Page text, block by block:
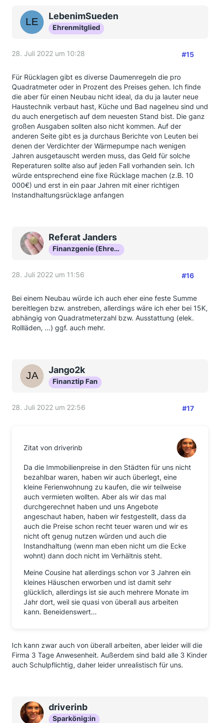
LebenimSueden
Ehrenmitglied
28. Juli 2022 um 10:28 #15
Für Rücklagen gibt es diverse Daumenregeln die pro
Quadratmeter oder in Prozent des Preises gehen. Ich finde
die aber für einen Neubau nicht ideal, da du ja lauter neue
Haustechnik verbaut hast, Küche und Bad nagelneu sind und
du auch energetisch auf dem neuesten Stand bist. Die ganz
großen Ausgaben sollten also nicht kommen. Auf der
anderen Seite gibt es ja durchaus Berichte von Leuten bei
denen der Verdichter der Wärmepumpe nach wenigen
Jahren ausgetauscht werden muss, das Geld für solche
Reperaturen sollte also auf jeden Fall vorhanden sein. Ich
würde entsprechend eine fixe Rücklage machen (z.B. 10
000€) und erst in ein paar Jahren mit einer richtigen
Instandhaltungsrücklage anfangen
Referat Janders
Finanzgenie (Ehrenmitglied)
28. Juli 2022 um 11:56 #16
Bei einem Neubau würde ich auch eher eine feste Summe
bereitlegen bzw. anstreben, allerdings wäre ich eher bei 15K,
abhängig von Quadratmeterzahl bzw. Ausstattung (elek.
Rollläden, ...) ggf. auch mehr.
Jango2k
Finanztip Fan
28. Juli 2022 um 22:56 #17
Zitat von driverinb
Da die Immobilienpreise in den Städten für uns nicht
bezahlbar waren, haben wir auch überlegt, eine
kleine Ferienwohnung zu kaufen, die wir teilweise
auch vermieten wollten. Aber als wir das mal
durchgerechnet haben und uns Angebote
angeschaut haben, haben wir festgestellt, dass da
auch die Preise schon recht teuer waren und wir es
nicht oft genug nutzen würden und auch die
Instandhaltung (wenn man eben nicht um die Ecke
wohnt) dann doch nicht im Verhältnis steht.
Meine Cousine hat allerdings schon vor 3 Jahren ein
kleines Häuschen erworben und ist damit sehr
glücklich, allerdings ist sie auch mehrere Monate im
Jahr dort, weil sie quasi von überall aus arbeiten
kann. Beneidenswert...
Ich kann zwar auch von überall arbeiten, aber leider will die
Firma 3 Tage Anwesenheit. Außerdem sind bald alle 3 Kinder
auch Schulpflichtig, daher leider unrealistisch für uns.
driverinb
Sparkönig:in